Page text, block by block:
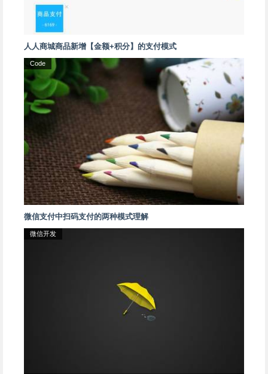
人人商城商品新增【金额+积分】的支付模式
Code
微信支付中扫码支付的两种模式理解
微信开发